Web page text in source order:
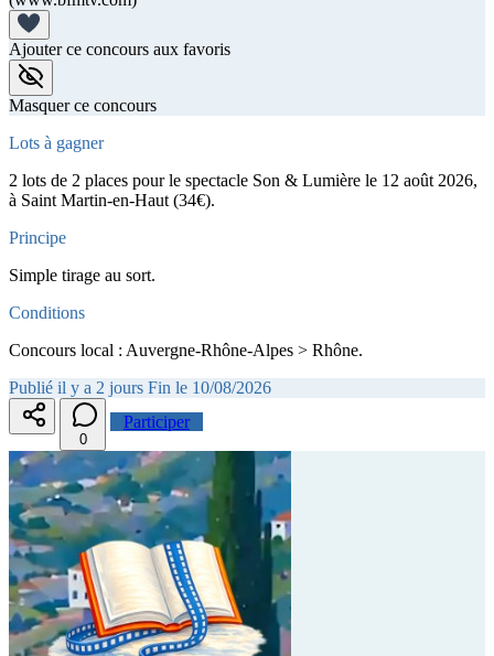
Ajouter ce concours aux favoris
Masquer ce concours
Lots à gagner
2 lots de 2 places pour le spectacle Son & Lumière le 12 août 2026,
à Saint Martin-en-Haut (34€).
Principe
Simple tirage au sort.
Conditions
Concours local : Auvergne-Rhône-Alpes > Rhône.
Publié il y a 2 jours Fin le 10/08/2026
0
Participer